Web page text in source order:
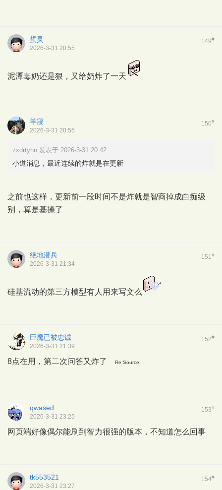
149#
蜇灵
2026-3-31 20:55
泥潭毒奶还是狠，又给奶炸了一天
150#
羊寢
2026-3-31 20:55
zxdrtyhn 发表于 2026-3-31 20:42
小道消息，最近连续的炸就是在更新
之前也这样，更新前一段时间不是炸就是智商掉成白痴级
别，算是基操了
151#
绝地潜兵
2026-3-31 21:34
硅基流动的第三方模型有人用来写文么
152#
巨魔已被忠诚
2026-3-31 21:39
8点在用，第二次问答又炸了 Re:Source
153#
qwased
2026-3-31 23:25
网页端好像偶尔能刷到智力很强的版本，不知道怎么回事
154#
tk553521
2026-3-31 23:27